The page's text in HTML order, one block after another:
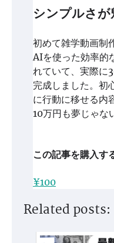
シンプルさが
初めて雑学動画制
AIを使った効率的
れていて、実際に
完成しました。初
に行動に移せる内
10万円も夢じゃな
この記事を購入す
¥100
Related posts: